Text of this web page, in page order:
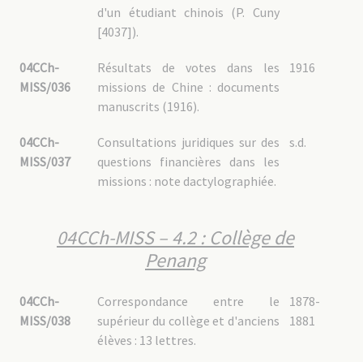
d'un étudiant chinois (P. Cuny
[4037]).
04CCh-
MISS/036
1916
Résultats de votes dans les
missions de Chine : documents
manuscrits (1916).
04CCh-
MISS/037
s.d.
Consultations juridiques sur des
questions financières dans les
missions : note dactylographiée.
04CCh-MISS – 4.2 : Collège de
Penang
04CCh-
MISS/038
1878-
1881
Correspondance entre le
supérieur du collège et d'anciens
élèves : 13 lettres.